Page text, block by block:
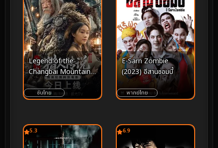
Legend of the
Changbai Mountain
Hunter 2 (2026)
ตำนานนายพรานแห่งเขา
ซับไทย
E-Sarn Zombie
(2023) อีสานซอมบี้
พากย์ไทย
5.3 6.9